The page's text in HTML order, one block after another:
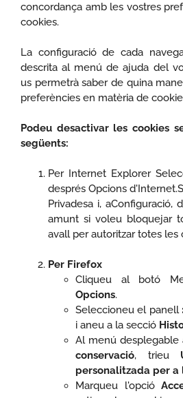
concordança amb les vostres
cookies.
La configuració de cada
descrita al menú de ajuda del
us permetrà saber de quina
preferències en matèria de
Podeu desactivar les cookies
següents:
Per Internet Explorer
després Opcions
Privadesa i, aConfiguració,
amunt si voleu bloquejar
avall per autoritzar totes les
Per Firefox
Cliqueu al botó
Opcions.
Seleccioneu el panell
i aneu a la secció
Al menú desplegable
conservació, trieu
personalitzada per
Marqueu l'opció